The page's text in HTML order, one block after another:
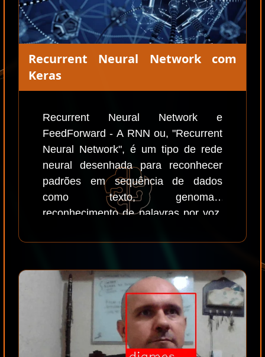
Recurrent Neural Network com
Keras
Recurrent Neural Network e
FeedForward - A RNN ou, "Recurrent
Neural Network", é um tipo de rede
neural desenhada para reconhecer
padrões em sequência de dados
como texto, genomas,
reconhecimento de palavras por voz,
de mercado etc.